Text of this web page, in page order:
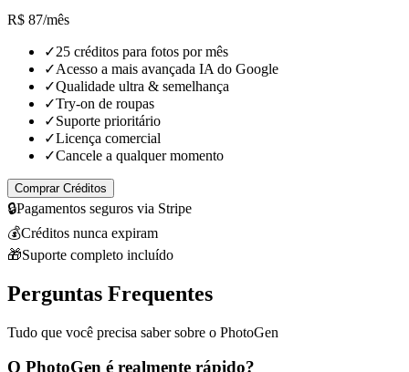
R$ 87/mês
✓25 créditos para fotos por mês
✓Acesso a mais avançada IA do Google
✓Qualidade ultra & semelhança
✓Try-on de roupas
✓Suporte prioritário
✓Licença comercial
✓Cancele a qualquer momento
Comprar Créditos
🔒Pagamentos seguros via Stripe
💰Créditos nunca expiram
🎁Suporte completo incluído
Perguntas Frequentes
Tudo que você precisa saber sobre o PhotoGen
O PhotoGen é realmente rápido?